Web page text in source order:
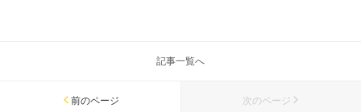
記事一覧へ
前のページ 次のページ